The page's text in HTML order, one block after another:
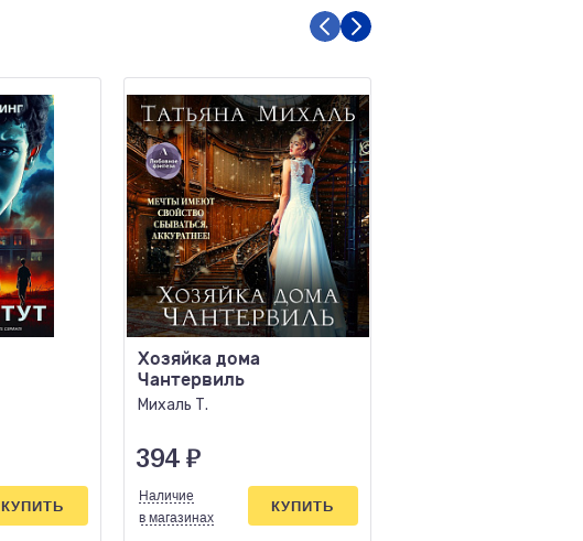
КУПИТЬ
Хозяйка дома
Чантервиль
Михаль Т.
394 ₽
Наличие
в магазинах
КУПИТЬ